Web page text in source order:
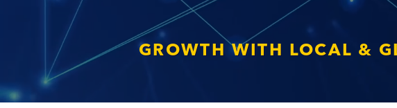
東京の中野から、